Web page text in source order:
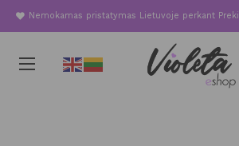
Nemokamas pristatymas Lietuvoje perkant